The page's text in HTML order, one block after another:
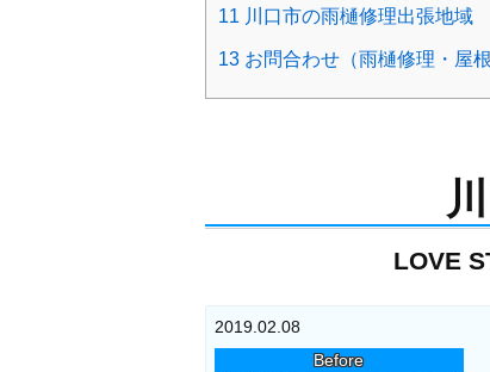
11 川口市の雨樋修理出張地域
13 お問合わせ（雨樋修理・屋
LOVE
2019.02.08
Before